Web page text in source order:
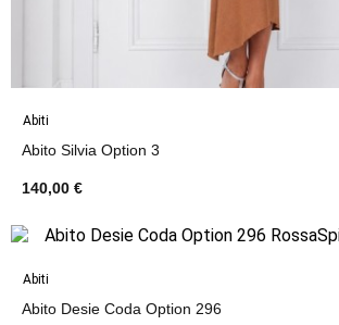
Abiti
Abito Silvia Option 3
140,00 €
Abiti
Abito Desie Coda Option 296